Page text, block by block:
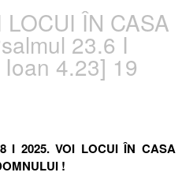
ÎN CASA
23.6 I
4.23] 19
I 2025. VOI LOCUI ÎN CASA
!